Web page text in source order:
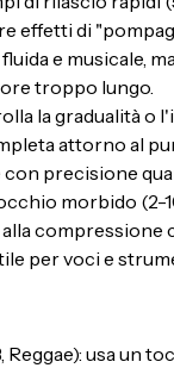
effetti di
e musicale,
troppo lungo.
la gradualità o
attorno al
precisione
morbido (2-
compressione
per voci e
usa un